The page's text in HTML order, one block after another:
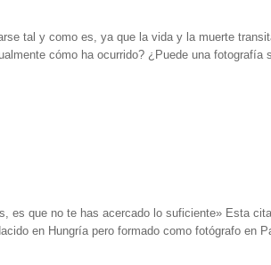
tal y como es, ya que la vida y la muerte
cómo ha ocurrido? ¿Puede una fotografía
es que no te has acercado lo suficiente» Esta
en Hungría pero formado como fotógrafo en